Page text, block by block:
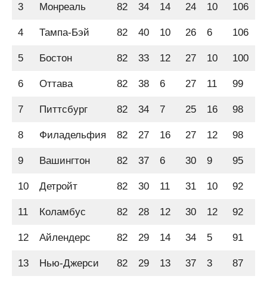
3 Монреаль 82 34 14 24 10 106
4 Тампа-Бэй 82 40 10 26 6 106
5 Бостон 82 33 12 27 10 100
6 Оттава 82 38 6 27 11 99
7 Питтсбург 82 34 7 25 16 98
8 Филадельфия 82 27 16 27 12 98
9 Вашингтон 82 37 6 30 9 95
10 Детройт 82 30 11 31 10 92
11 Коламбус 82 28 12 30 12 92
12 Айлендерс 82 29 14 34 5 91
13 Нью-Джерси 82 29 13 37 3 87